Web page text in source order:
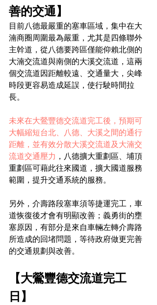
善的交通】
目前八德最嚴重的塞車區域，集中在大
湳商圈周圍最為嚴重，尤其是四條聯外
主幹道，從八德要跨區僅能仰賴北側的
大湳交流道與南側的大溪交流道，這兩
個交流道因距離較遠、交通量大，尖峰
時段更容易造成延誤，使行駛時間拉
長。
未來在大鶯豐德交流道完工後，預期可
大幅縮短台北、八德、大溪之間的通行
距離，並有效分散大溪交流道及大湳交
流道交通壓力 ，八德擴大重劃區、埔頂
重劃區可藉此往來國道，擴大國道服務
範圍，提升交通系統的服務。
另外，介壽路段塞車須等捷運完工，車
道恢復後才會有明顯改善；義勇街的壅
塞原因，有部分是來自車輛左轉介壽路
所造成的回堵問題，等待政府做更完善
的交通規劃與改善。
【大鶯豐德交流道完工
日】